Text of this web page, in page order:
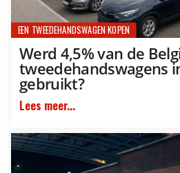
EEN TWEEDEHANDSWAGEN KOPEN
Werd 4,5% van de
tweedehandswagens
gebruikt?
Lees meer...